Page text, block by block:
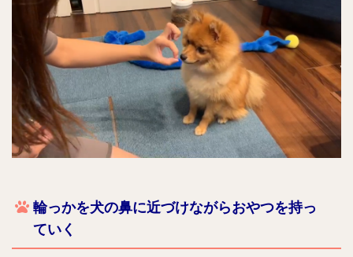
輪っかを犬の鼻に近づけながらおやつを持っ
ていく